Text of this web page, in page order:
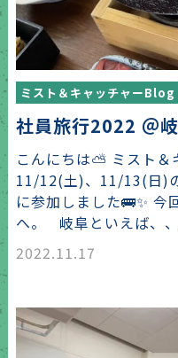
ミスト＆キャッチャーBlog
社員旅行2022 ＠
こんにちは⛅ ミスト＆
11/12(土)、11/13(日)
に参加しました🚌✨ 今
へ。 岐阜といえば、
2022.11.17